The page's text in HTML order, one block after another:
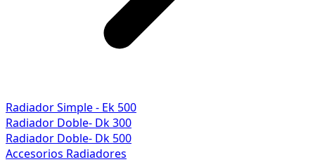
Radiador Simple - Ek 500
Radiador Doble- Dk 300
Radiador Doble- Dk 500
Accesorios Radiadores